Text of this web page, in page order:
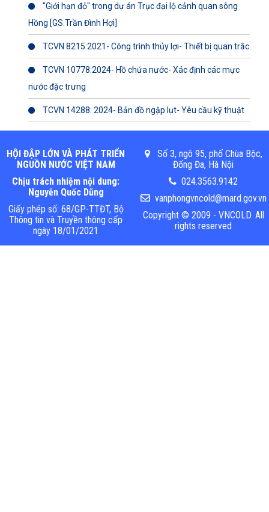
"Giới hạn đỏ" trong dự án Trục đại lộ cảnh quan sông
Hồng [GS.Trần Đình Hợi]
TCVN 8215:2021- Công trình thủy lợi- Thiết bị quan trắc
TCVN 10778:2024- Hồ chứa nước- Xác định các mực
nước đặc trưng
TCVN 14288: 2024- Bản đồ ngập lụt- Yêu cầu kỹ thuật
HỘI ĐẬP LỚN VÀ PHÁT TRIỂN
NGUỒN NƯỚC VIỆT NAM
Chịu trách nhiệm nội dung:
Nguyễn Quốc Dũng
Giấy phép số: 68/GP-TTĐT, Bộ
Thông tin và Truyền thông cấp
ngày 18/01/2021
Số 3, ngõ 95, phố Chùa Bộc,
Đống Đa, Hà Nội
024.3563.9142
vanphongvncold@mard.gov.vn
Copyright © 2009 - VNCOLD. All
rights reserved